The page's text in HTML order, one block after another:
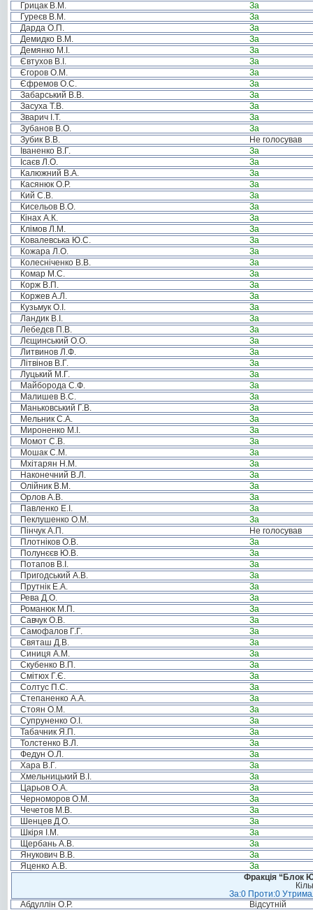
Грицак В.М.
За
Гуреєв В.М.
За
Дарда О.П.
За
Демидко В.М.
За
Демянко М.І.
За
Євтухов В.І.
За
Єгоров О.М.
За
Єфремов О.С.
За
Забарський В.В.
За
Засуха Т.В.
За
Зварич І.Т.
За
Зубанов В.О.
За
Зубик В.В.
Не голосував
Іваненко В.Г.
За
Ісаєв Л.О.
За
Калюжний В.А.
За
Касянюк О.Р.
За
Кий С.В.
За
Кисельов В.О.
За
Кінах А.К.
За
Клімов Л.М.
За
Ковалевська Ю.С.
За
Кожара Л.О.
За
Колесніченко В.В.
За
Комар М.С.
За
Корж В.П.
За
Коржев А.Л.
За
Кузьмук О.І.
За
Ландик В.І.
За
Лебедєв П.В.
За
Лєщинський О.О.
За
Литвинов Л.Ф.
За
Літвінов В.Г.
За
Луцький М.Г.
За
Майборода С.Ф.
За
Малишев В.С.
За
Маньковський Г.В.
За
Мельник С.А.
За
Мироненко М.І.
За
Момот С.В.
За
Мошак С.М.
За
Мхітарян Н.М.
За
Наконечний В.Л.
За
Олійник В.М.
За
Орлов А.В.
За
Павленко Е.І.
За
Пеклушенко О.М.
За
Пінчук А.П.
Не голосував
Плотніков О.В.
За
Полунєєв Ю.В.
За
Потапов В.І.
За
Пригодський А.В.
За
Прутнік Е.А.
За
Рева Д.О.
За
Романюк М.П.
За
Савчук О.В.
За
Самофалов Г.Г.
За
Святаш Д.В.
За
Синиця А.М.
За
Скубенко В.П.
За
Смітюх Г.Є.
За
Солтус П.С.
За
Степаненко А.А.
За
Стоян О.М.
За
Супруненко О.І.
За
Табачник Я.П.
За
Толстенко В.Л.
За
Федун О.Л.
За
Хара В.Г.
За
Хмельницький В.І.
За
Царьов О.А.
За
Черноморов О.М.
За
Чечетов М.В.
За
Шенцев Д.О.
За
Шкіря І.М.
За
Щербань А.В.
За
Янукович В.В.
За
Яценко А.В.
За
Фракція “Блок
За:0 Проти:0
Абдуллін О.Р.
Відсутній